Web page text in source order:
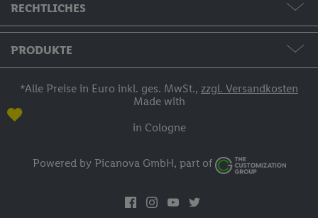
Hilfe & Kontakt
Bestellstatus
Zahlung
RECHTLICHES
PRODUKTE
Fotos & Grußkarten
Fotobücher
*Alle Preise in Euro inkl. ges. MwSt., zzgl. Versandkosten
Made with
in Cologne
Powered by Picanova GmbH, part of